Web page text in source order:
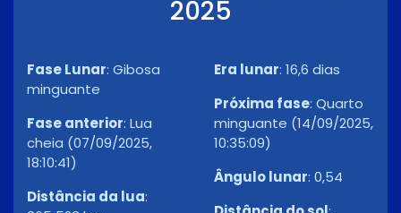
2025
Fase Lunar: Gibosa
minguante
Fase anterior: Lua
cheia (07/09/2025,
18:10:41)
Distância da lua:
Era lunar: 16,6 dias
Próxima fase: Quarto
minguante (14/09/2025,
10:35:09)
Ângulo lunar: 0,54